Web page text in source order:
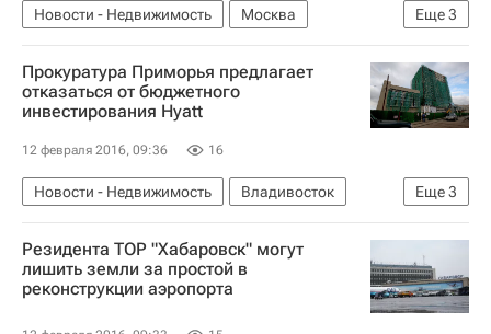
Еще3
Новости - Недвижимость
Москва
Москомстройинвест
Коммерческая недвижимость
Россия
Прокуратура Приморья предлагает
отказаться от бюджетного
инвестирования Hyatt
12 февраля 2016, 09:36 16
Еще3
Новости - Недвижимость
Владивосток
Hyatt Hotels Corporation
Коммерческая недвижимость
Россия
Резидента ТОР "Хабаровск" могут
лишить земли за простой в
реконструкции аэропорта